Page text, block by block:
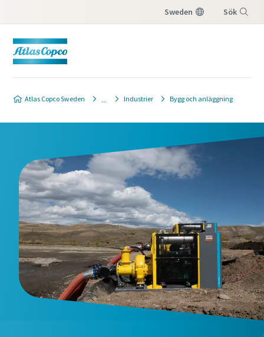
Sweden Sök
Atlas Copco Sweden Industrier Bygg och anläggning